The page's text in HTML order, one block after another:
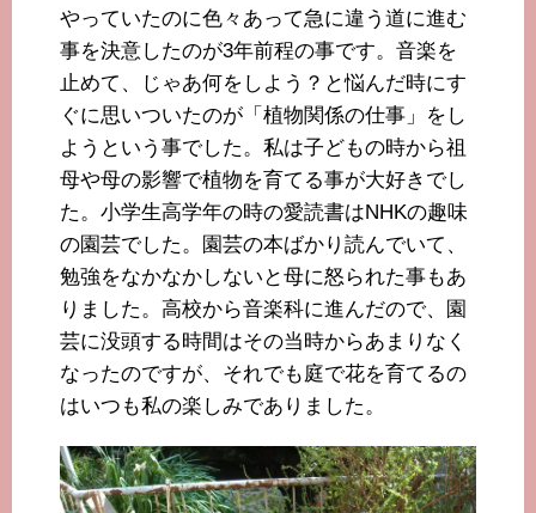
やっていたのに色々あって急に違う道に進む
事を決意したのが3年前程の事です。音楽を
止めて、じゃあ何をしよう？と悩んだ時にす
ぐに思いついたのが「植物関係の仕事」をし
ようという事でした。私は子どもの時から祖
母や母の影響で植物を育てる事が大好きでし
た。小学生高学年の時の愛読書はNHKの趣味
の園芸でした。園芸の本ばかり読んでいて、
勉強をなかなかしないと母に怒られた事もあ
りました。高校から音楽科に進んだので、園
芸に没頭する時間はその当時からあまりなく
なったのですが、それでも庭で花を育てるの
はいつも私の楽しみでありました。